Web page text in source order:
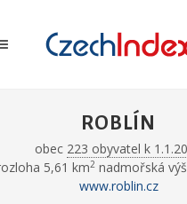
ROBLÍN
obec 223 obyvatel k
5,61 km2 nadmořská
www.roblin.cz